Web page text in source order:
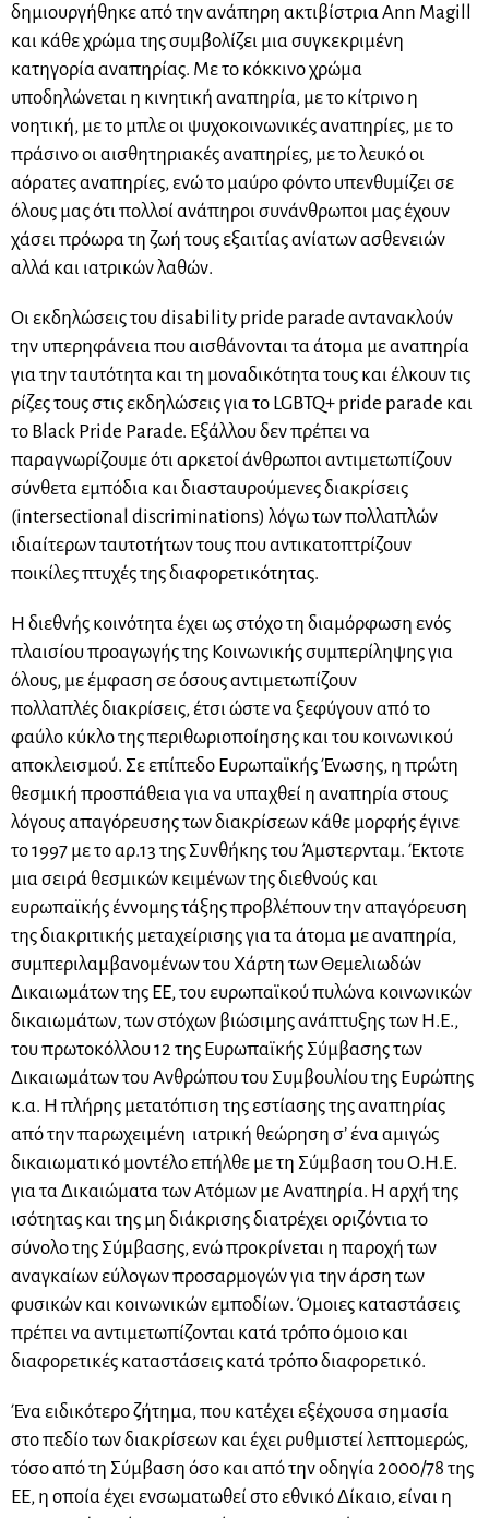
δημιουργήθηκε από την ανάπηρη ακτιβίστρια Ann Magill
και κάθε χρώμα της συμβολίζει μια συγκεκριμένη
κατηγορία αναπηρίας. Με το κόκκινο χρώμα
υποδηλώνεται η κινητική αναπηρία, με το κίτρινο η
νοητική, με το μπλε οι ψυχοκοινωνικές αναπηρίες, με το
πράσινο οι αισθητηριακές αναπηρίες, με το λευκό οι
αόρατες αναπηρίες, ενώ το μαύρο φόντο υπενθυμίζει σε
όλους μας ότι πολλοί ανάπηροι συνάνθρωποι μας έχουν
χάσει πρόωρα τη ζωή τους εξαιτίας ανίατων ασθενειών
αλλά και ιατρικών λαθών.
Οι εκδηλώσεις του disability pride parade αντανακλούν
την υπερηφάνεια που αισθάνονται τα άτομα με αναπηρία
για την ταυτότητα και τη μοναδικότητα τους και έλκουν τις
ρίζες τους στις εκδηλώσεις για το LGBTQ+ pride parade και
το Black Pride Parade. Εξάλλου δεν πρέπει να
παραγνωρίζουμε ότι αρκετοί άνθρωποι αντιμετωπίζουν
σύνθετα εμπόδια και διασταυρούμενες διακρίσεις
(intersectional discriminations) λόγω των πολλαπλών
ιδιαίτερων ταυτοτήτων τους που αντικατοπτρίζουν
ποικίλες πτυχές της διαφορετικότητας.
Η διεθνής κοινότητα έχει ως στόχο τη διαμόρφωση ενός
πλαισίου προαγωγής της Κοινωνικής συμπερίληψης για
όλους, με έμφαση σε όσους αντιμετωπίζουν
πολλαπλές διακρίσεις, έτσι ώστε να ξεφύγουν από το
φαύλο κύκλο της περιθωριοποίησης και του κοινωνικού
αποκλεισμού. Σε επίπεδο Ευρωπαϊκής Ένωσης, η πρώτη
θεσμική προσπάθεια για να υπαχθεί η αναπηρία στους
λόγους απαγόρευσης των διακρίσεων κάθε μορφής έγινε
το 1997 με το αρ.13 της Συνθήκης του Άμστερνταμ. Έκτοτε
μια σειρά θεσμικών κειμένων της διεθνούς και
ευρωπαϊκής έννομης τάξης προβλέπουν την απαγόρευση
της διακριτικής μεταχείρισης για τα άτομα με αναπηρία,
συμπεριλαμβανομένων του Χάρτη των Θεμελιωδών
Δικαιωμάτων της ΕΕ, του ευρωπαϊκού πυλώνα κοινωνικών
δικαιωμάτων, των στόχων βιώσιμης ανάπτυξης των Η.Ε.,
του πρωτοκόλλου 12 της Ευρωπαϊκής Σύμβασης των
Δικαιωμάτων του Ανθρώπου του Συμβουλίου της Ευρώπης
κ.α. Η πλήρης μετατόπιση της εστίασης της αναπηρίας
από την παρωχειμένη ιατρική θεώρηση σ’ ένα αμιγώς
δικαιωματικό μοντέλο επήλθε με τη Σύμβαση του Ο.Η.Ε.
για τα Δικαιώματα των Ατόμων με Αναπηρία. Η αρχή της
ισότητας και της μη διάκρισης διατρέχει οριζόντια το
σύνολο της Σύμβασης, ενώ προκρίνεται η παροχή των
αναγκαίων εύλογων προσαρμογών για την άρση των
φυσικών και κοινωνικών εμποδίων. Όμοιες καταστάσεις
πρέπει να αντιμετωπίζονται κατά τρόπο όμοιο και
διαφορετικές καταστάσεις κατά τρόπο διαφορετικό.
Ένα ειδικότερο ζήτημα, που κατέχει εξέχουσα σημασία
στο πεδίο των διακρίσεων και έχει ρυθμιστεί λεπτομερώς,
τόσο από τη Σύμβαση όσο και από την οδηγία 2000/78 της
ΕΕ, η οποία έχει ενσωματωθεί στο εθνικό Δίκαιο, είναι η